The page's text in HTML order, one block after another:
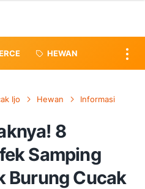
HEWAN
Ijo Hewan Informasi
8
Samping
Burung Cucak